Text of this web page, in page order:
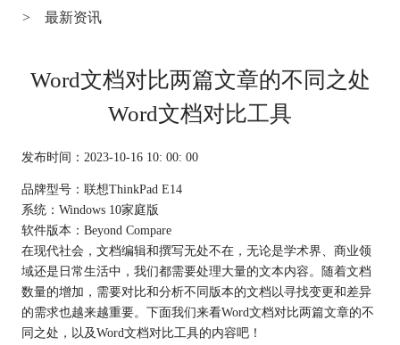
>
最新资讯
Word文档对比两篇文章的不同之处
Word文档对比工具
发布时间：2023-10-16 10: 00: 00
品牌型号：联想ThinkPad E14
系统：Windows 10家庭版
软件版本：Beyond Compare
在现代社会，文档编辑和撰写无处不在，无论是学术界、商业领
域还是日常生活中，我们都需要处理大量的文本内容。随着文档
数量的增加，需要对比和分析不同版本的文档以寻找变更和差异
的需求也越来越重要。下面我们来看Word文档对比两篇文章的不
同之处，以及Word文档对比工具的内容吧！